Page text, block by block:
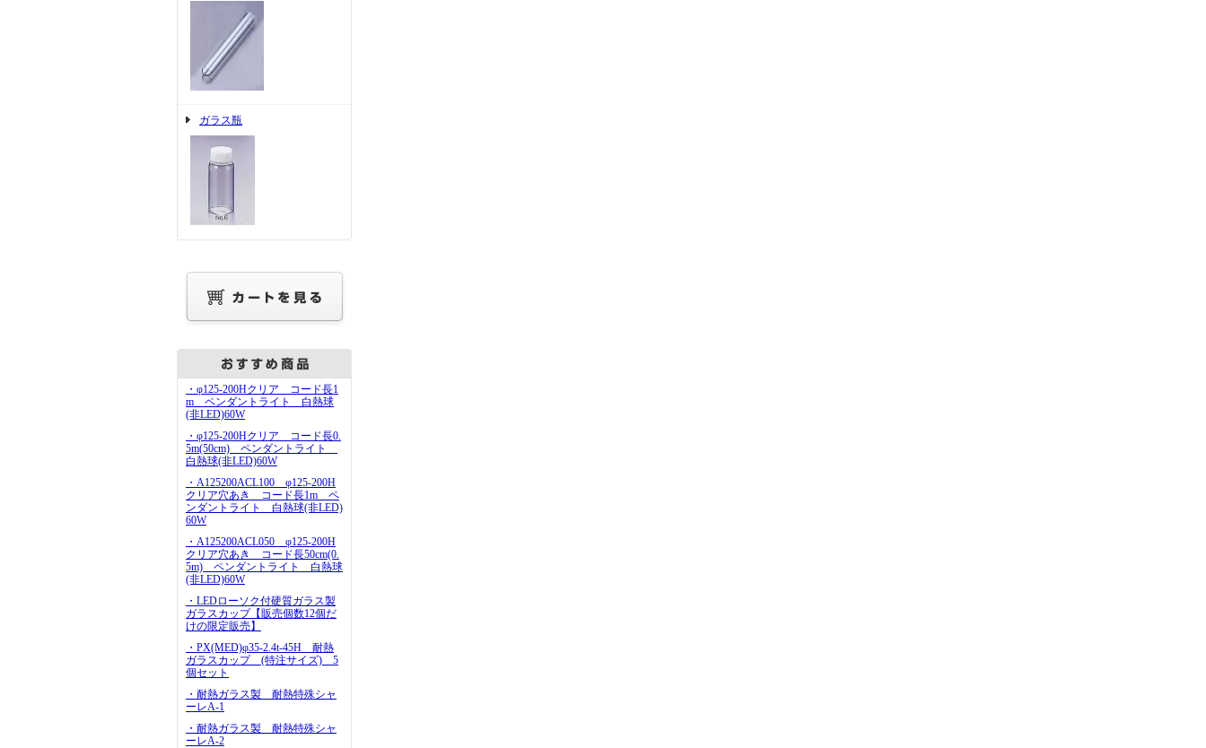
ガラス瓶
・φ125-200Hクリア コード長1
m ペンダントライト 白熱球
(非LED)60W
・φ125-200Hクリア コード長0.
5m(50cm) ペンダントライト
白熱球(非LED)60W
・A125200ACL100 φ125-200H
クリア穴あき コード長1m ペ
ンダントライト 白熱球(非LED)
60W
・A125200ACL050 φ125-200H
クリア穴あき コード長50cm(0.
5m) ペンダントライト 白熱球
(非LED)60W
・LEDローソク付硬質ガラス製
ガラスカップ【販売個数12個だ
けの限定販売】
・PX(MED)φ35-2.4t-45H 耐熱
ガラスカップ (特注サイズ) 5
個セット
・耐熱ガラス製 耐熱特殊シャ
ーレA-1
・耐熱ガラス製 耐熱特殊シャ
ーレA-2